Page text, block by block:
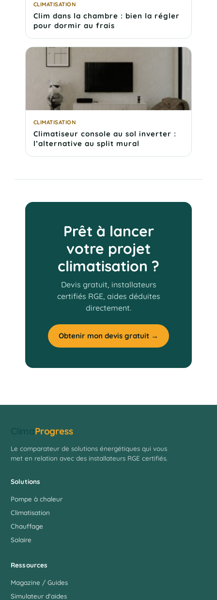
CLIMATISATION
Clim dans la chambre : bien la régler
pour dormir au frais
CLIMATISATION
Climatiseur console au sol inverter :
l’alternative au split mural
Prêt à lancer
votre projet
climatisation ?
Devis gratuit, installateurs
certifiés RGE, aides déduites
directement.
Obtenir mon devis gratuit →
Progress
Le comparateur de solutions énergétiques qui vous
met en relation avec des installateurs RGE certifiés.
Solutions
Pompe à chaleur
Climatisation
Chauffage
Solaire
Ressources
Magazine / Guides
Simulateur d'aides